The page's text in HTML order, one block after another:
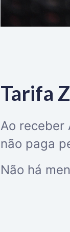
Tarifa
Ao receber
não paga
Não há